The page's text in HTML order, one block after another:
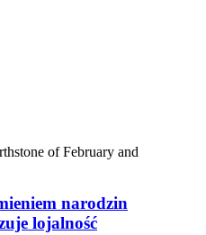
narodzin
lojalność